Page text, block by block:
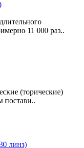
11 000 раз..
(торические)
постави..